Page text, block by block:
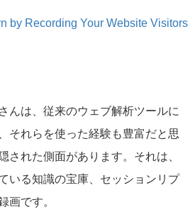
by Recording Your Website Visitors
んは、従来のウェブ解析ツールに
それらを使った経験も豊富だと思
された側面があります。それは、
いる知識の宝庫、セッションリプ
画です。